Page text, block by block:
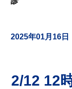
2025年01月16日
2/12 12